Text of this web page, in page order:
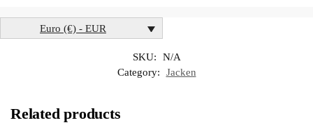
Euro (€) - EUR
SKU:
N/A
Category:
Jacken
Related products